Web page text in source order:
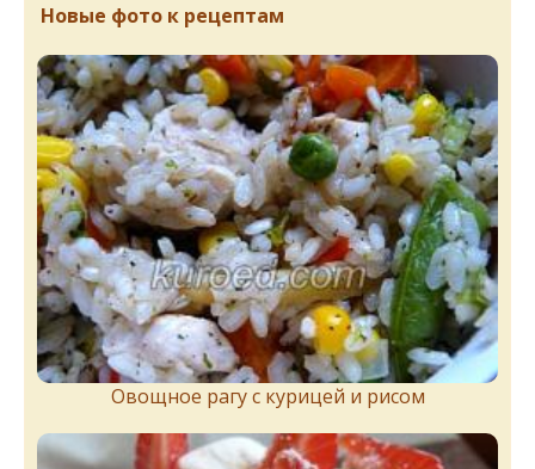
Новые фото к рецептам
Овощное рагу с курицей и рисом